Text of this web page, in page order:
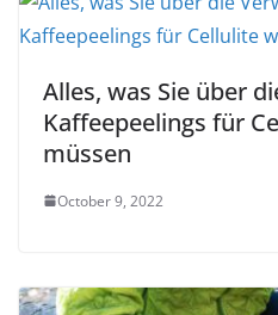
Alles, was Sie über
Kaffeepeelings für
müssen
October 9, 2022